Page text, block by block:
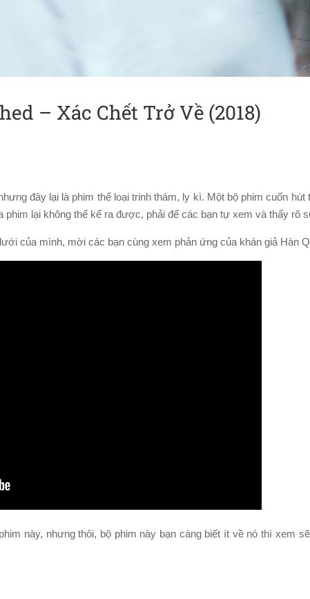
– Xác Chết Trở Về (2018)
đây lại là phim thể loại trinh thám, ly kì. Một bộ phim cuốn
phim lại không thể kể ra được, phải để các bạn tự xem và thấy rõ
của mình, mời các bạn cùng xem phản ứng của khán giả Hàn
này, nhưng thôi, bộ phim này bạn càng biết ít về nó thì xem